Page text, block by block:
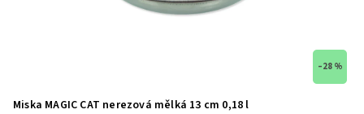
–28 %
Miska MAGIC CAT nerezová mělká 13 cm 0,18 l